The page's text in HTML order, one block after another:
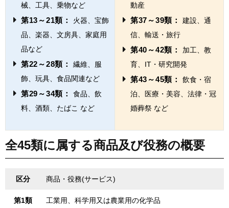
械、工具、乗物など
第13～21類：
火器、宝飾
品、楽器、文房具、家庭用
品など
第22～28類：
繊維、服
飾、玩具、食品関連など
第29～34類：
食品、飲
料、酒類、たばこ など
動産
第37～39類：
建設、通
信、輸送・旅行
第40～42類：
加工、教
育、IT・研究開発
第43～45類：
飲食・宿
泊、医療・美容、法律・冠
婚葬祭 など
全45類に属する商品及び役務の概要
区分 商品・役務(サービス)
第1類 工業用、科学用又は農業用の化学品